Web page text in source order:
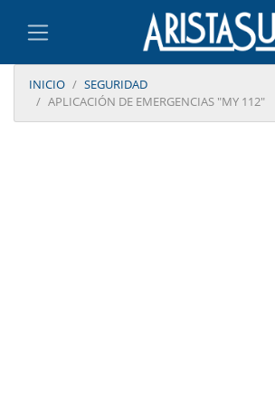
INICIO
SEGURIDAD
APLICACIÓN DE EMERGENCIAS "MY 112"